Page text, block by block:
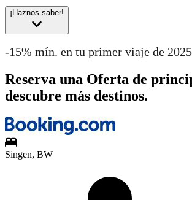
¡Haznos saber!
-15% mín. en tu primer viaje de 2025
Reserva una Oferta de
descubre más destinos.
Singen, BW